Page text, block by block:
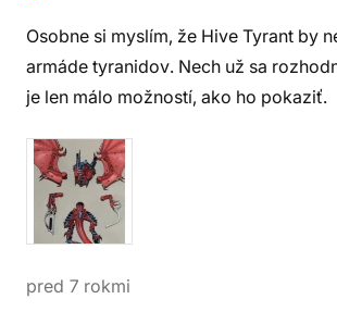
Osobne si myslím, že Hive Tyrant by
armáde tyranidov. Nech už sa
je len málo možností, ako ho pokaziť.
pred 7 rokmi